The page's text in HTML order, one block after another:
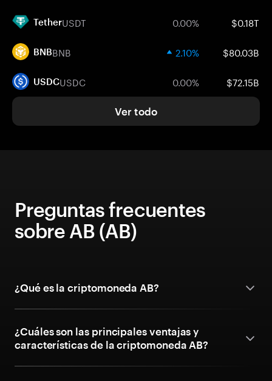
TetherUSDT 0.00% $0.18T
BNBBNB 2.10% $80.03B
USDCUSDC 0.00% $72.15B
Ver todo
Preguntas frecuentes
sobre AB (AB)
¿Qué es la criptomoneda AB?
¿Cuáles son las principales ventajas y
características de la criptomoneda AB?